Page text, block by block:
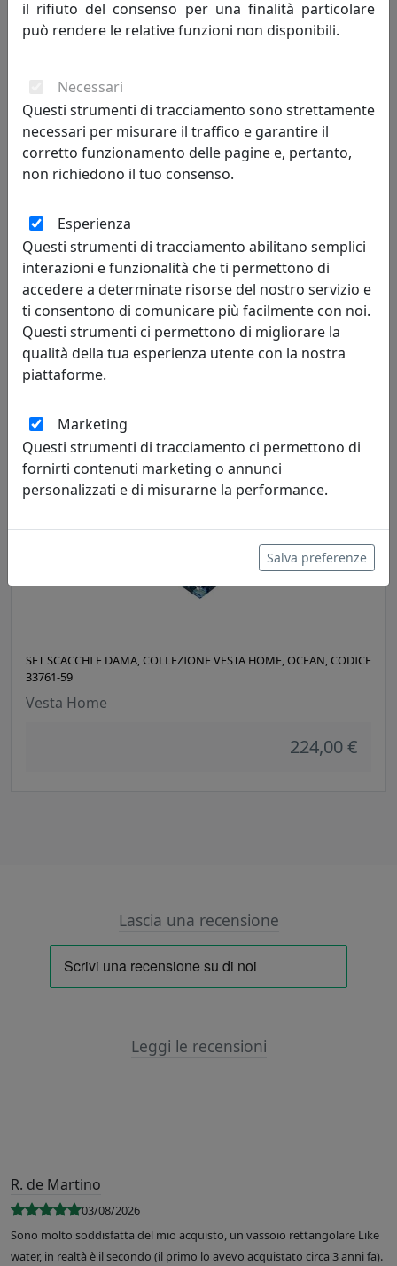
SET SCACCHI E DAMA, COLLEZIONE VESTA HOME, BIANCO E
NERO, CODICE 33765-13
SET SCACCHI E DAMA, COLLEZIONE VESTA HOME, MULTICOLORE,
CODICE 33765-01
Vesta Home
SET SCACCHI E DAMA, COLLEZIONE VESTA HOME, OCEAN, CODICE
33761-59
Vesta Home
224,00 €
Lascia una recensione
Leggi le recensioni
R. de Martino
03/08/2026
Sono molto soddisfatta del mio acquisto, un vassoio rettangolare Like
water, in realtà è il secondo (il primo lo avevo acquistato circa 3 anni fa).
il rifiuto del consenso per una finalità particolare
può rendere le relative funzioni non disponibili.
Necessari
Questi strumenti di tracciamento sono strettamente
necessari per misurare il traffico e garantire il
corretto funzionamento delle pagine e, pertanto,
non richiedono il tuo consenso.
Esperienza
Questi strumenti di tracciamento abilitano semplici
interazioni e funzionalità che ti permettono di
accedere a determinate risorse del nostro servizio e
ti consentono di comunicare più facilmente con noi.
Questi strumenti ci permettono di migliorare la
qualità della tua esperienza utente con la nostra
piattaforme.
Marketing
Questi strumenti di tracciamento ci permettono di
fornirti contenuti marketing o annunci
personalizzati e di misurarne la performance.
Salva preferenze